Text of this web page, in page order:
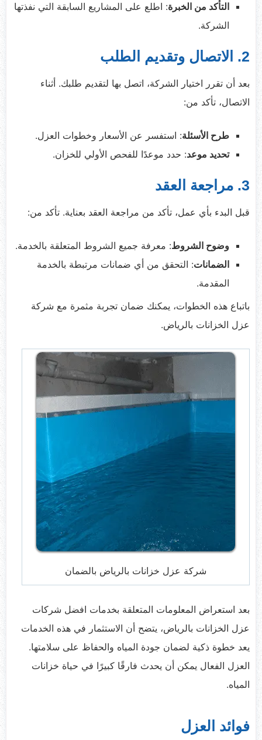
التأكد من الخبرة: اطلع على المشاريع السابقة التي نفذتها
الشركة.
2. الاتصال وتقديم الطلب
بعد أن تقرر اختيار الشركة، اتصل بها لتقديم طلبك. أثناء
الاتصال، تأكد من:
طرح الأسئلة: استفسر عن الأسعار وخطوات العزل.
تحديد موعد: حدد موعدًا للفحص الأولي للخزان.
3. مراجعة العقد
قبل البدء بأي عمل، تأكد من مراجعة العقد بعناية. تأكد من:
وضوح الشروط: معرفة جميع الشروط المتعلقة بالخدمة.
الضمانات: التحقق من أي ضمانات مرتبطة بالخدمة
المقدمة.
باتباع هذه الخطوات، يمكنك ضمان تجربة مثمرة مع شركة
عزل الخزانات بالرياض.
شركة عزل خزانات بالرياض بالضمان
بعد استعراض المعلومات المتعلقة بخدمات افضل شركات
عزل الخزانات بالرياض، يتضح أن الاستثمار في هذه الخدمات
يعد خطوة ذكية لضمان جودة المياه والحفاظ على سلامتها.
العزل الفعال يمكن أن يحدث فارقًا كبيرًا في حياة خزانات
المياه.
فوائد العزل